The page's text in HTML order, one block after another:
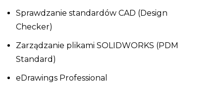
Sprawdzanie standardów CAD (Design
Checker)
Zarządzanie plikami SOLIDWORKS (PDM
Standard)
eDrawings Professional